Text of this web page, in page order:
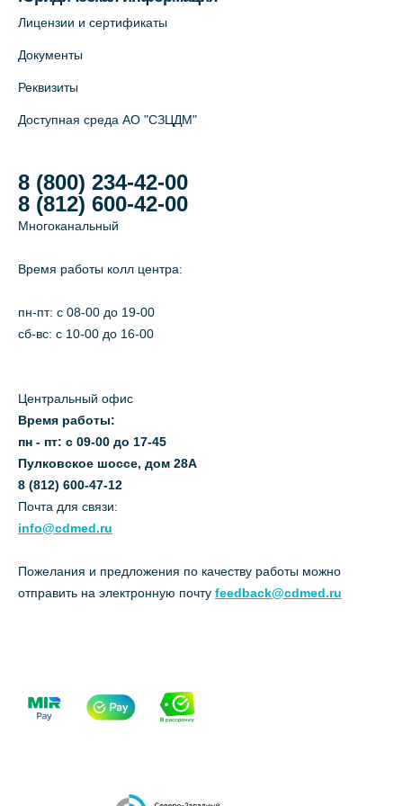
Лицензии и сертификаты
Документы
Реквизиты
Доступная среда АО "СЗЦДМ"
8 (800) 234-42-00
8 (812) 600-42-00
Многоканальный
Время работы колл центра:
пн-пт: c 08-00 до 19-00
сб-вс: с 10-00 до 16-00
Центральный офис
Время работы:
пн - пт: с 09-00 до 17-45
Пулковское шоссе, дом 28А
8 (812) 600-47-12
Почта для связи:
info@cdmed.ru
Пожелания и предложения по качеству работы можно
отправить на электронную почту feedback@cdmed.ru